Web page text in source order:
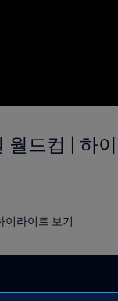
월드컵 | 하
이라이트 보기